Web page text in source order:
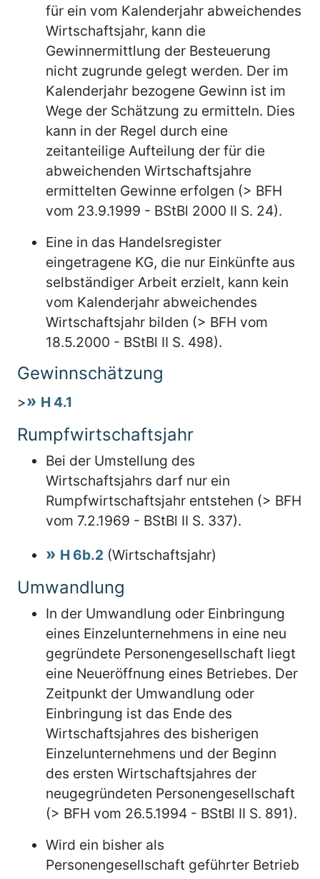
für ein vom Kalenderjahr abweichendes
Wirtschaftsjahr, kann die
Gewinnermittlung der Besteuerung
nicht zugrunde gelegt werden. Der im
Kalenderjahr bezogene Gewinn ist im
Wege der Schätzung zu ermitteln. Dies
kann in der Regel durch eine
zeitanteilige Aufteilung der für die
abweichenden Wirtschaftsjahre
ermittelten Gewinne erfolgen (> BFH
vom 23.9.1999 - BStBl 2000 II S. 24).
Eine in das Handelsregister
eingetragene KG, die nur Einkünfte aus
selbständiger Arbeit erzielt, kann kein
vom Kalenderjahr abweichendes
Wirtschaftsjahr bilden (> BFH vom
18.5.2000 - BStBl II S. 498).
Gewinnschätzung
> H 4.1
Rumpfwirtschaftsjahr
Bei der Umstellung des
Wirtschaftsjahrs darf nur ein
Rumpfwirtschaftsjahr entstehen (> BFH
vom 7.2.1969 - BStBl II S. 337).
H 6b.2 (Wirtschaftsjahr)
Umwandlung
In der Umwandlung oder Einbringung
eines Einzelunternehmens in eine neu
gegründete Personengesellschaft liegt
eine Neueröffnung eines Betriebes. Der
Zeitpunkt der Umwandlung oder
Einbringung ist das Ende des
Wirtschaftsjahres des bisherigen
Einzelunternehmens und der Beginn
des ersten Wirtschaftsjahres der
neugegründeten Personengesellschaft
(> BFH vom 26.5.1994 - BStBl II S. 891).
Wird ein bisher als
Personengesellschaft geführter Betrieb